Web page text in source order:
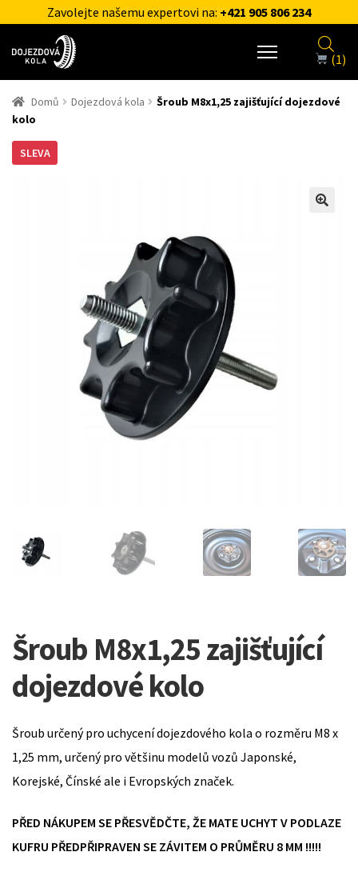
Zavolejte našemu expertovi na: +421 905 806 234
(1)
Domů Dojezdová kola
Šroub M8x1,25 zajišťující dojezdové
kolo
SLEVA
Šroub M8x1,25 zajišťující
dojezdové kolo
Šroub určený pro uchycení dojezdového kola o rozměru M8 x
1,25 mm, určený pro většinu modelů vozů Japonské,
Korejské, Čínské ale i Evropských značek.
PŘED NÁKUPEM SE PŘESVĚDČTE, ŽE MATE UCHYT V PODLAZE
KUFRU PŘEDPŘIPRAVEN SE ZÁVITEM O PRŮMĚRU 8 MM !!!!!